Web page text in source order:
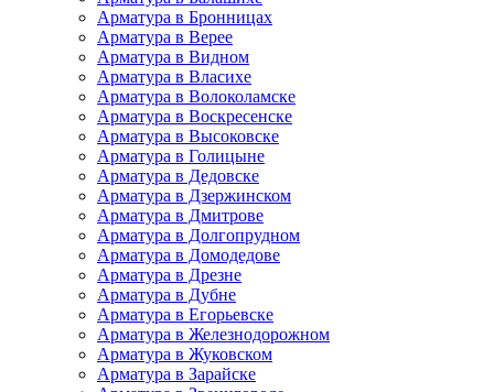
Арматура в Бронницах
Арматура в Верее
Арматура в Видном
Арматура в Власихе
Арматура в Волоколамске
Арматура в Воскресенске
Арматура в Высоковске
Арматура в Голицыне
Арматура в Дедовске
Арматура в Дзержинском
Арматура в Дмитрове
Арматура в Долгопрудном
Арматура в Домодедове
Арматура в Дрезне
Арматура в Дубне
Арматура в Егорьевске
Арматура в Железнодорожном
Арматура в Жуковском
Арматура в Зарайске